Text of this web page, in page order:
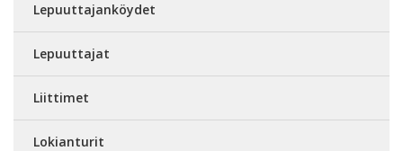
Lepuuttajanköydet
Lepuuttajat
Liittimet
Lokianturit